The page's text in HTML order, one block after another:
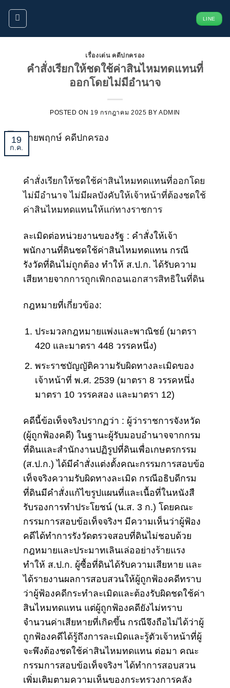
ข้าม
ยัง
LINE
เรื่องเด่น คดีปกครอง
คำสั่งเรียกให้ชดใช้ค่าสินไหมทดแทนที่
ออกโดยไม่มีอำนาจ
POSTED ON 19 กรกฎาคม 2025 BY ADMIN
19
ก.ค.
คำสั่งเรียกให้ชดใช้ค่าสินไหมทดแทนที่ออกโดย
ไม่มีอำนาจ ไม่มีผลบังคับให้เจ้าหน้าที่ต้องชดใช้
ค่าสินไหมทดแทนให้แก่ทางราชการ
ละเมิดต่อหน่วยงานของรัฐ : คำสั่งให้เจ้า
พนักงานที่ดินชดใช้ค่าสินไหมทดแทน กรณี
รังวัดที่ดินไม่ถูกต้อง ทำให้ ส.ป.ก. ได้รับความ
เสียหายจากการถูกเพิกถอนเอกสารสิทธิในที่ดิน
กฎหมายที่เกี่ยวข้อง:
ประมวลกฎหมายแพ่งและพาณิชย์ (มาตรา
420 และมาตรา 448 วรรคหนึ่ง)
พระราชบัญญัติความรับผิดทางละเมิดของ
เจ้าหน้าที่ พ.ศ. 2539 (มาตรา 8 วรรคหนึ่ง
มาตรา 10 วรรคสอง และมาตรา 12)
คดีนี้ข้อเท็จจริงปรากฏว่า : ผู้ว่าราชการจังหวัด
(ผู้ถูกฟ้องคดี) ในฐานะผู้รับมอบอำนาจจากกรม
ที่ดินและสำนักงานปฏิรูปที่ดินเพื่อเกษตรกรรม
(ส.ป.ก.) ได้มีคำสั่งแต่งตั้งคณะกรรมการสอบข้อ
เท็จจริงความรับผิดทางละเมิด กรณีอธิบดีกรม
ที่ดินมีคำสั่งแก้ไขรูปแผนที่และเนื้อที่ในหนังสื
รับรองการทำประโยชน์ (น.ส. 3 ก.) โดยคณะ
กรรมการสอบข้อเท็จจริงฯ มีความเห็นว่าผู้ฟ้อง
คดีได้ทำการรังวัดตรวจสอบที่ดินไม่ชอบด้วย
กฎหมายและประมาทเลินเล่ออย่างร้ายแรง
ทำให้ ส.ป.ก. ผู้ซื้อที่ดินได้รับความเสียหาย และ
ได้รายงานผลการสอบสวนให้ผู้ถูกฟ้องคดีทราบ
ว่าผู้ฟ้องคดีกระทำละเมิดและต้องรับผิดชดใช้ค่า
สินไหมทดแทน แต่ผู้ถูกฟ้องคดียังไม่ทราบ
จำนวนค่าเสียหายที่เกิดขึ้น กรณีจึงถือไม่ได้ว่าผู้
ถูกฟ้องคดีได้รู้ถึงการละเมิดและรู้ตัวเจ้าหน้าที่ผู้
จะพึงต้องชดใช้ค่าสินไหมทดแทน ต่อมา คณะ
กรรมการสอบข้อเท็จจริงฯ ได้ทำการสอบสวน
เพิ่มเติมตามความเห็นของกระทรวงการคลัง